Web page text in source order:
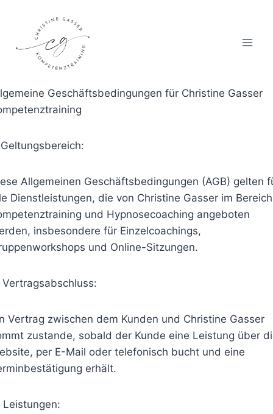
springen
Geschäftsbedingungen für Christine Gasser
Geltungsbereich:
Allgemeinen Geschäftsbedingungen (AGB) gelten
Dienstleistungen, die von Christine Gasser im Bereich
und Hypnosecoaching angeboten
insbesondere für Einzelcoachings,
und Online-Sitzungen.
Vertragsabschluss:
Vertrag zwischen dem Kunden und Christine Gasser
zustande, sobald der Kunde eine Leistung über
per E-Mail oder telefonisch bucht und eine
erhält.
Leistungen: